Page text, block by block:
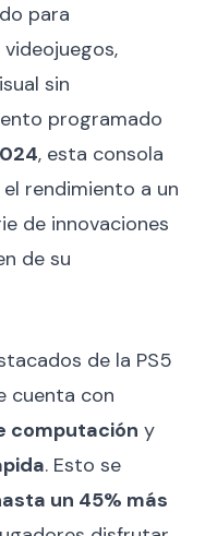
para
sin
programado
, esta consola
rendimiento a un
de innovaciones
de su
de la PS5
cuenta con
computación y
. Esto se
un 45% más